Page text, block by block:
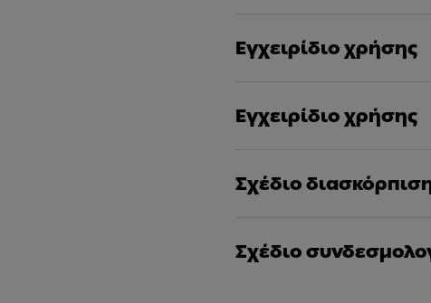
Εγχειρίδιο χρήσης
Εγχειρίδιο χρήσης
Σχέδιο
Σχέδιο